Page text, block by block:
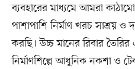
ব্যবহারের মাধ্যমে আমরা
পাশাপাশি নির্মাণ খরচ সাশ্রয় ও
করছি। উচ্চ মানের রিবার তৈরির
নির্মাণশিল্পে আধুনিক নকশা ও